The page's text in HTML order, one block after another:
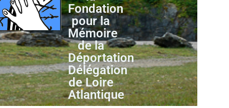
Fondation
pour la
Mémoire
de la
Déportation
Délégation
de Loire
Atlantique